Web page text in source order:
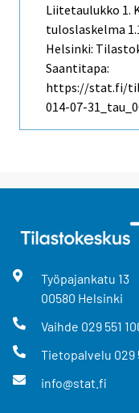
Liitetaulukko 1.
tuloslaskelma
Helsinki:
Saantitapa:
https://stat.fi/
014-07-
Työpajankatu 13
00580 Helsinki
Vaihde 029 551
Tietopalvelu 029
info@stat.fi